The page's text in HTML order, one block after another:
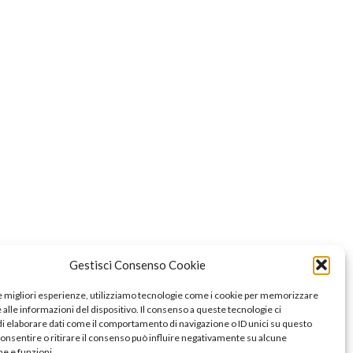
Gestisci Consenso Cookie
migliori esperienze, utilizziamo tecnologie come i cookie per memorizzare
alle informazioni del dispositivo. Il consenso a queste tecnologie ci
elaborare dati come il comportamento di navigazione o ID unici su questo
o ritirare il consenso può influire negativamente su alcune